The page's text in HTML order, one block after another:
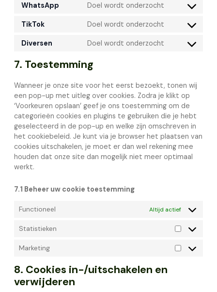
WhatsApp Doel wordt onderzocht
TikTok Doel wordt onderzocht
Diversen Doel wordt onderzocht
7. Toestemming
Wanneer je onze site voor het eerst bezoekt, tonen wij
een pop-up met uitleg over cookies. Zodra je klikt op
‘Voorkeuren opslaan’ geef je ons toestemming om de
categorieën cookies en plugins te gebruiken die je hebt
geselecteerd in de pop-up en welke zijn omschreven in
het cookiebeleid. Je kunt via je browser het plaatsen van
cookies uitschakelen, je moet er dan wel rekening mee
houden dat onze site dan mogelijk niet meer optimaal
werkt.
7.1 Beheer uw cookie toestemming
Functioneel Altijd actief
Statistieken
Marketing
8. Cookies in-/uitschakelen en
verwijderen